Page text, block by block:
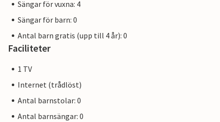
Sängar för vuxna: 4
Sängar för barn: 0
Antal barn gratis (upp till 4 år): 0
Faciliteter
1 TV
Internet (trådlöst)
Antal barnstolar: 0
Antal barnsängar: 0